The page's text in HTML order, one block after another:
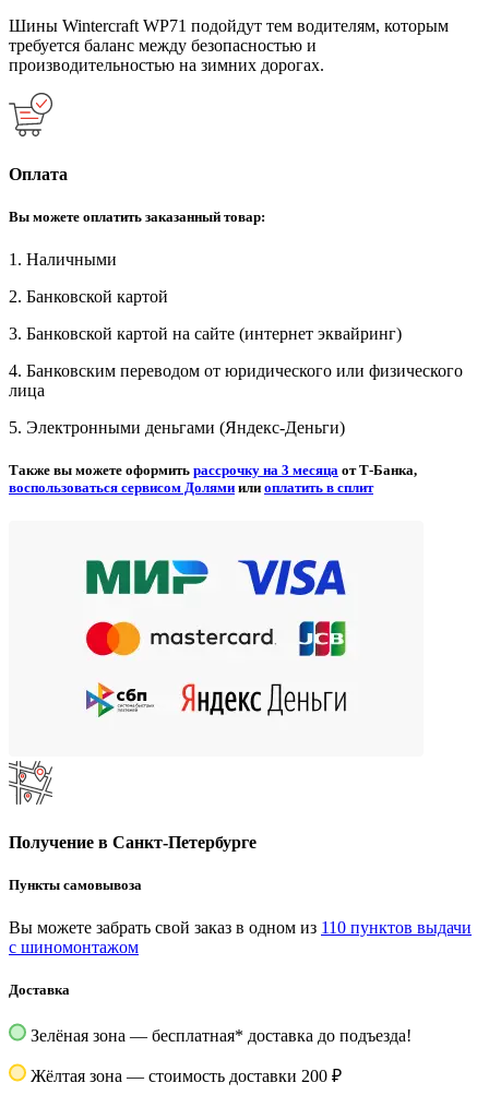
Шины Wintercraft WP71 подойдут тем водителям, которым
требуется баланс между безопасностью и
производительностью на зимних дорогах.
Оплата
Вы можете оплатить заказанный товар:
1. Наличными
2. Банковской картой
3. Банковской картой на сайте (интернет эквайринг)
4. Банковским переводом от юридического или физического
лица
5. Электронными деньгами (Яндекс-Деньги)
Также вы можете оформить рассрочку на 3 месяца от Т-Банка,
воспользоваться сервисом Долями или оплатить в сплит
Получение в Санкт-Петербурге
Пункты самовывоза
Вы можете забрать свой заказ в одном из 110 пунктов выдачи
с шиномонтажом
Доставка
Зелёная зона — бесплатная* доставка до подъезда!
Жёлтая зона — стоимость доставки 200 ₽